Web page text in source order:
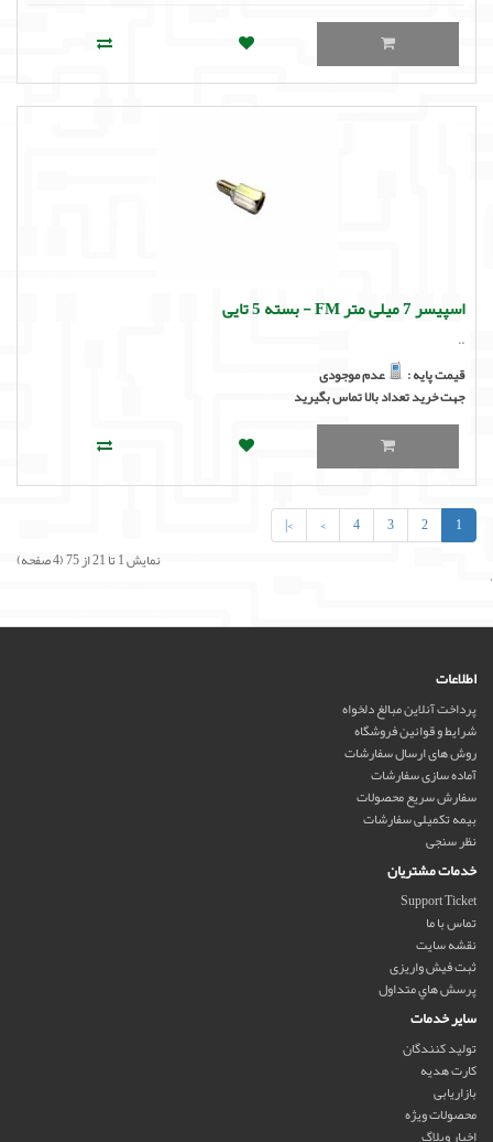
اسپیسر 7 میلی متر FM - بسته 5 تایی
..
قیمت پایه :
عدم موجودی
جهت خرید تعداد بالا تماس بگیرید
1
2
3
4
>
>|
نمایش 1 تا 21 از 75 (4 صفحه)
'
اطلاعات
پرداخت آنلاین مبالغ دلخواه
شرایط و قوانین فروشگاه
روش های ارسال سفارشات
آماده سازی سفارشات
سفارش سریع محصولات
بیمه تکمیلی سفارشات
نظر سنجی
خدمات مشتریان
Support Ticket
تماس با ما
نقشه سایت
ثبت فیش واریزی
پرسش هاي متداول
سایر خدمات
تولید کنندگان
کارت هدیه
بازاریابی
محصولات ویژه
اخبار وبلاگ